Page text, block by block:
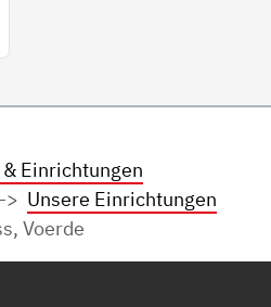
Einrichtungen
Unsere Einrichtungen
Voerde